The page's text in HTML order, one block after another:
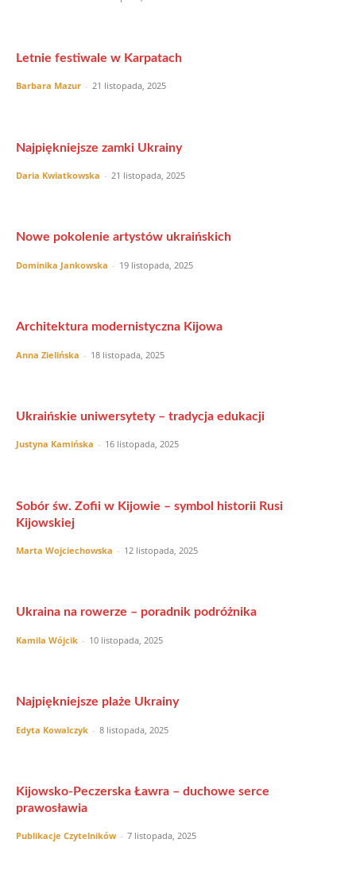
Letnie festiwale w Karpatach
Barbara Mazur - 21 listopada, 2025
Najpiękniejsze zamki Ukrainy
Daria Kwiatkowska - 21 listopada, 2025
Nowe pokolenie artystów ukraińskich
Dominika Jankowska - 19 listopada, 2025
Architektura modernistyczna Kijowa
Anna Zielińska - 18 listopada, 2025
Ukraińskie uniwersytety – tradycja edukacji
Justyna Kamińska - 16 listopada, 2025
Sobór św. Zofii w Kijowie – symbol historii Rusi
Kijowskiej
Marta Wojciechowska - 12 listopada, 2025
Ukraina na rowerze – poradnik podróżnika
Kamila Wójcik - 10 listopada, 2025
Najpiękniejsze plaże Ukrainy
Edyta Kowalczyk - 8 listopada, 2025
Kijowsko-Peczerska Ławra – duchowe serce
prawosławia
Publikacje Czytelników - 7 listopada, 2025